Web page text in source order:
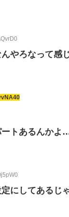
やろなって感
トあるんかよ
にしてあるじ